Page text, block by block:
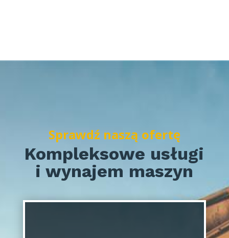
Sprawdź naszą ofertę
Kompleksowe usługi
i wynajem maszyn